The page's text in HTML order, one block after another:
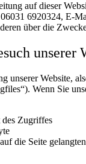
auf dieser
6920324, E-
über die
unserer
unserer Website,
Wenn Sie
Zugriffes
die Seite gelangten